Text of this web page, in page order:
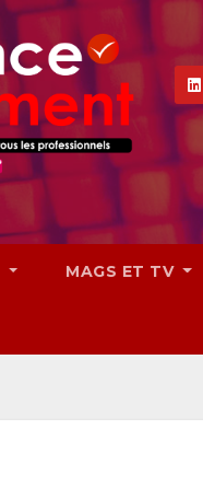
MAGS ET TV